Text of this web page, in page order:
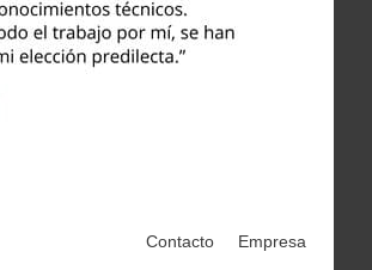
Contacto Empresa